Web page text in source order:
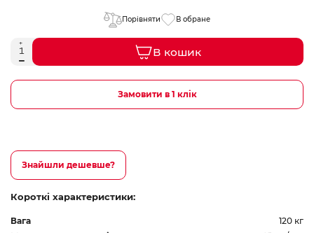
Порівняти В обране
В кошик
Замовити в 1 клік
Знайшли дешевше?
Короткі характеристики:
Вага
120 кг